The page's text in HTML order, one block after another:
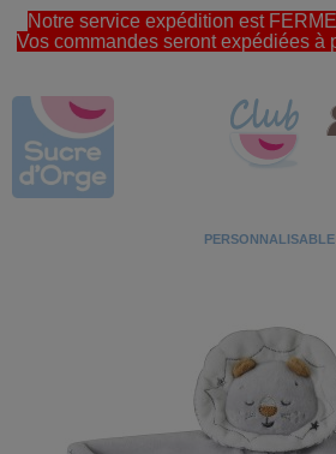
Notre service expédition est
Vos commandes seront expédiées à
PERSONNALISABLE